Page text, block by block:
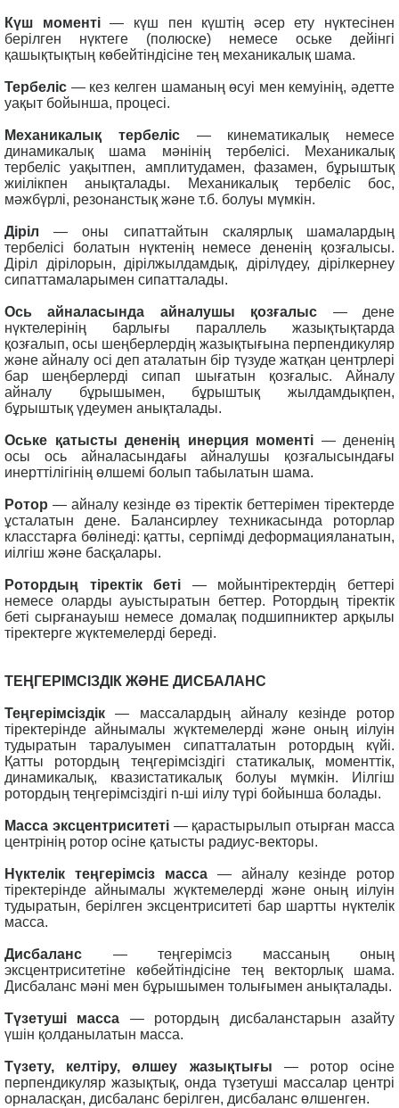
Күш моменті— күш пен күштің әсер ету нүктесінен
берілген нүктеге (полюске) немесе оське дейінгі
қашықтықтың көбейтіндісіне тең механикалық шама.
Тербеліс — кез келген шаманың өсуі мен кемуінің, әдетте
уақыт бойынша, процесі.
Механикалық тербеліс— кинематикалық немесе
динамикалық шама мәнінің тербелісі. Механикалық
тербеліс уақытпен, амплитудамен, фазамен, бұрыштық
жиілікпен анықталады. Механикалық тербеліс бос,
мәжбүрлі, резонанстық және т.б. болуы мүмкін.
Діріл— оны сипаттайтын скалярлық шамалардың
тербелісі болатын нүктенің немесе дененің қозғалысы.
Діріл дірілорын, дірілжылдамдық, дірілүдеу, дірілкернеу
сипаттамаларымен сипатталады.
Ось айналасында айналушы қозғалыс — дене
нүктелерінің барлығы параллель жазықтықтарда
қозғалып, осы шеңберлердің жазықтығына перпендикуляр
және айналу осі деп аталатын бір түзуде жатқан центрлері
бар шеңберлерді сипап шығатын қозғалыс. Айналу
айналу бұрышымен, бұрыштық жылдамдықпен,
бұрыштық үдеумен анықталады.
Оське қатысты дененің инерция моменті — дененің
осы ось айналасындағы айналушы қозғалысындағы
инерттілігінің өлшемі болып табылатын шама.
Ротор — айналу кезінде өз тіректік беттерімен тіректерде
ұсталатын дене. Балансирлеу техникасында роторлар
класстарға бөлінеді: қатты, серпімді деформацияланатын,
иілгіш және басқалары.
Ротордың тіректік беті — мойынтіректердің беттері
немесе оларды ауыстыратын беттер. Ротордың тіректік
беті сырғанауыш немесе домалақ подшипниктер арқылы
тіректерге жүктемелерді береді.
ТЕҢГЕРІМСІЗДІК ЖӘНЕ ДИСБАЛАНС
Теңгерімсіздік— массалардың айналу кезінде ротор
тіректерінде айнымалы жүктемелерді және оның иілуін
тудыратын таралуымен сипатталатын ротордың күйі.
Қатты ротордың теңгерімсіздігі статикалық, моменттік,
динамикалық, квазистатикалық болуы мүмкін. Иілгіш
ротордың теңгерімсіздігі n-ші иілу түрі бойынша болады.
Масса эксцентриситеті — қарастырылып отырған масса
центрінің ротор осіне қатысты радиус-векторы.
Нүктелік теңгерімсіз масса — айналу кезінде ротор
тіректерінде айнымалы жүктемелерді және оның иілуін
тудыратын, берілген эксцентриситеті бар шартты нүктелік
масса.
Дисбаланс — теңгерімсіз массаның оның
эксцентриситетіне көбейтіндісіне тең векторлық шама.
Дисбаланс мәні мен бұрышымен толығымен анықталады.
Түзетуші масса — ротордың дисбаланстарын азайту
үшін қолданылатын масса.
Түзету, келтіру, өлшеу жазықтығы — ротор осіне
перпендикуляр жазықтық, онда түзетуші массалар центрі
орналасқан, дисбаланс берілген, дисбаланс өлшенген.